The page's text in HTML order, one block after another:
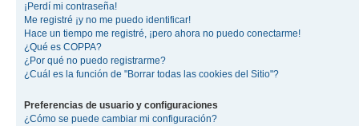
¡Perdí mi contraseña!
Me registré ¡y no me puedo identificar!
Hace un tiempo me registré, ¡pero ahora no puedo conectarme!
¿Qué es COPPA?
¿Por qué no puedo registrarme?
¿Cuál es la función de "Borrar todas las cookies del Sitio"?
Preferencias de usuario y configuraciones
¿Cómo se puede cambiar mi configuración?